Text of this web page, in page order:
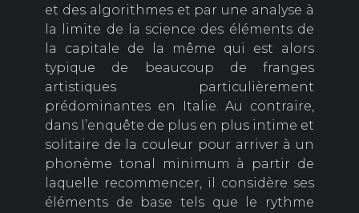
et des algorithmes et par une analyse à
la limite de la science des éléments de
la capitale de la même qui est alors
typique de beaucoup de franges
artistiques particulièrement
prédominantes en Italie. Au contraire,
dans l’enquête de plus en plus intime et
solitaire de la couleur pour arriver à un
phonème tonal minimum à partir de
laquelle recommencer, il considère ses
éléments de base tels que le rythme